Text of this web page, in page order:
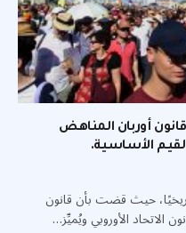
أوربان المناهض
حيث قضت بأن قانون
الاتحاد الأوروبي ويُميِّز…